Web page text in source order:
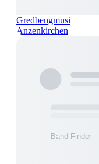
Gredbengmusi
Anzenkirchen